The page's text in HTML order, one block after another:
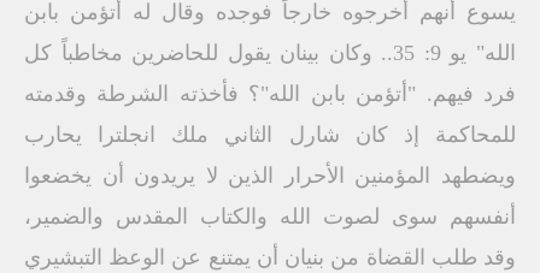
يسوع أنهم أخرجوه خارجاً فوجده وقال له أتؤمن بابن
الله" يو 9: 35.. وكان بينان يقول للحاضرين مخاطباً كل
فرد فيهم. "أتؤمن بابن الله"؟ فأخذته الشرطة وقدمته
للمحاكمة إذ كان شارل الثاني ملك انجلترا يحارب
ويضطهد المؤمنين الأحرار الذين لا يريدون أن يخضعوا
أنفسهم سوى لصوت الله والكتاب المقدس والضمير،
وقد طلب القضاة من بنيان أن يمتنع عن الوعظ التبشيري